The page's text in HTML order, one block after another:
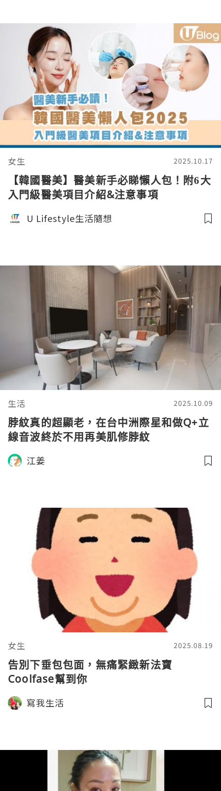
女生 2025.10.17
【韓國醫美】醫美新手必睇懶人包！附6大
入門級醫美項目介紹&注意事項
U Lifestyle生活隨想
生活 2025.10.09
脖紋真的超顯老，在台中洲際星和做Q+立
線音波終於不用再美肌修脖紋
江姜
女生 2025.08.19
告別下垂包包面，無痛緊緻新法寶
Coolfase幫到你
寫我生活